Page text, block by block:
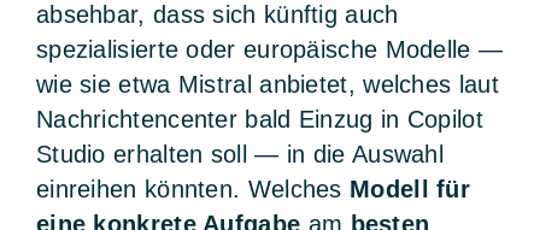
absehbar, dass sich künftig auch
spezialisierte oder europäische Modelle —
wie sie etwa Mistral anbietet, welches laut
Nachrichtencenter bald Einzug in Copilot
Studio erhalten soll — in die Auswahl
einreihen könnten. Welches Modell für
eine konkrete Aufgabe am besten